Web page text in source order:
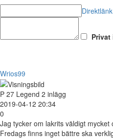
Direktlänk
Privat
Wrios99
P 27 Legend 2 inlägg
2019-04-12 20:34
0
Jag tycker om lakrits väldigt
Fredags finns inget bättre ska